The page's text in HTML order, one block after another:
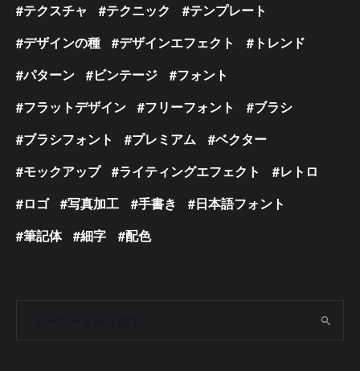
テクスチャ
テクニック
テンプレート
デザインの種
デザインエフェクト
トレンド
パターン
ビンテージ
フォント
フラットデザイン
フリーフォント
ブラシ
ブラシフォント
プレミアム
ベクター
モックアップ
ライティングエフェクト
レトロ
ロゴ
写真加工 手書き
日本語フォント
筆記体
細字 配色